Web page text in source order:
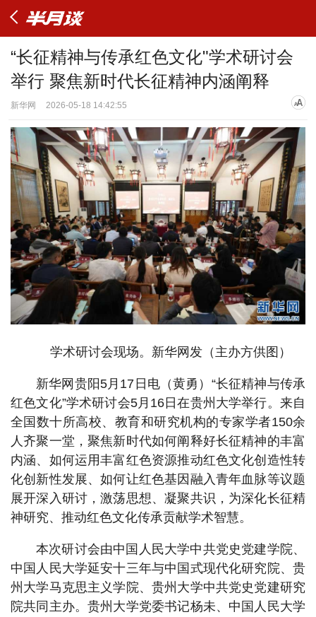
“长征精神与传承红色文化"学术研讨会
举行 聚焦新时代长征精神内涵阐释
新华网 2026-05-18 14:42:55
学术研讨会现场。新华网发（主办方供图）
新华网贵阳5月17日电（黄勇）“长征精神与传承
红色文化”学术研讨会5月16日在贵州大学举行。来自
全国数十所高校、教育和研究机构的专家学者150余
人齐聚一堂，聚焦新时代如何阐释好长征精神的丰富
内涵、如何运用丰富红色资源推动红色文化创造性转
化创新性发展、如何让红色基因融入青年血脉等议题
展开深入研讨，激荡思想、凝聚共识，为深化长征精
神研究、推动红色文化传承贡献学术智慧。
本次研讨会由中国人民大学中共党史党建学院、
中国人民大学延安十三年与中国式现代化研究院、贵
州大学马克思主义学院、贵州大学中共党史党建研究
院共同主办。贵州大学党委书记杨未、中国人民大学